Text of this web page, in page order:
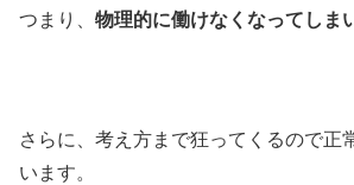
つまり、 物理的に働けなくなってしま
さらに、考え方まで狂ってくるので正
います。